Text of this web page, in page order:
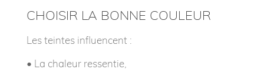
CHOISIR LA BONNE COULEUR
Les teintes influencent :
• La chaleur ressentie,